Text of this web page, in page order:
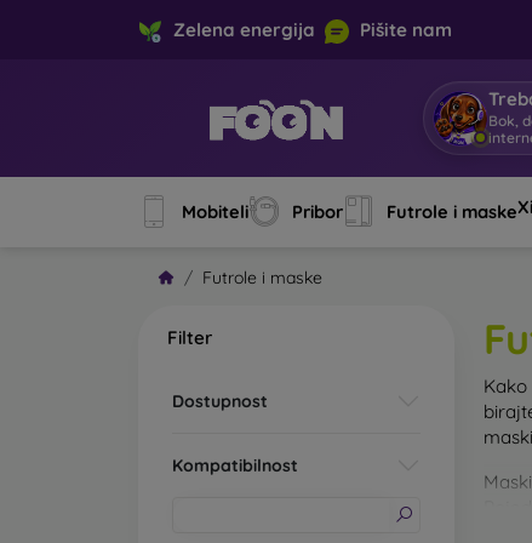
Zelena energija Pišite nam
Bok,
Mobiteli Pribor Futrole i maske
Futrole i maske
Filter
Dostupnost
Kompatibilnost